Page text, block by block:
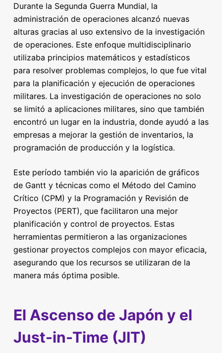
Durante la Segunda Guerra Mundial, la
administración de operaciones alcanzó nuevas
alturas gracias al uso extensivo de la investigación
de operaciones. Este enfoque multidisciplinario
utilizaba principios matemáticos y estadísticos
para resolver problemas complejos, lo que fue vital
para la planificación y ejecución de operaciones
militares. La investigación de operaciones no solo
se limitó a aplicaciones militares, sino que también
encontró un lugar en la industria, donde ayudó a las
empresas a mejorar la gestión de inventarios, la
programación de producción y la logística.
Este período también vio la aparición de gráficos
de Gantt y técnicas como el Método del Camino
Crítico (CPM) y la Programación y Revisión de
Proyectos (PERT), que facilitaron una mejor
planificación y control de proyectos. Estas
herramientas permitieron a las organizaciones
gestionar proyectos complejos con mayor eficacia,
asegurando que los recursos se utilizaran de la
manera más óptima posible.
El Ascenso de Japón y el
Just-in-Time (JIT)